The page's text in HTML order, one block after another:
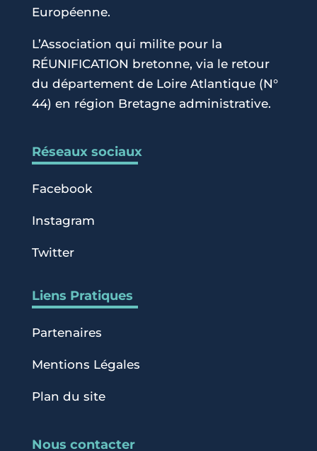
Européenne.
L’Association qui milite pour la
RÉUNIFICATION bretonne, via le retour
du département de Loire Atlantique (N°
44) en région Bretagne administrative.
Réseaux sociaux
Facebook
Instagram
Twitter
Liens Pratiques
Partenaires
Mentions Légales
Plan du site
Nous contacter